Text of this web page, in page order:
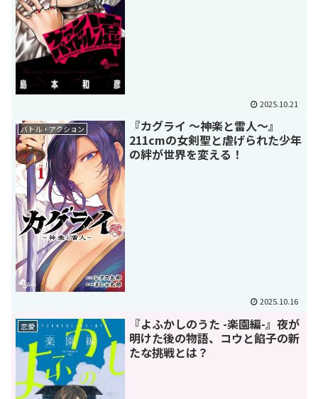
2025.10.21
バトル・アクション
『カグライ 〜神楽と雷人〜』
211cmの女剣聖と虐げられた少年
の絆が世界を変える！
2025.10.16
恋愛
『よふかしのうた -楽園編-』夜が
明けた後の物語、コウと餡子の新
たな挑戦とは？